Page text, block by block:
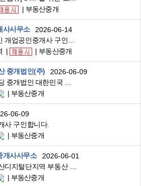
부동산중개
사사무소
2026-06-14
부동산중개
중개법인(주)
2026-06-09
부동산중개
06-09
사 구인합니다.
부동산중개
개사사무소
2026-06-01
부동산중개